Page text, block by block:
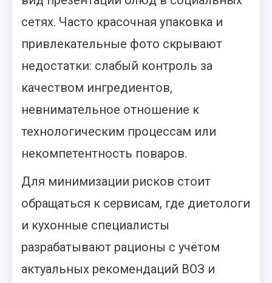
сетях. Часто красочная упаковка и
привлекательные фото скрывают
недостатки: слабый контроль за
качеством ингредиентов,
невнимательное отношение к
технологическим процессам или
некомпетентность поваров.
Для минимизации рисков стоит
обращаться к сервисам, где диетологи
и кухонные специалисты
разрабатывают рационы с учётом
актуальных рекомендаций ВОЗ и